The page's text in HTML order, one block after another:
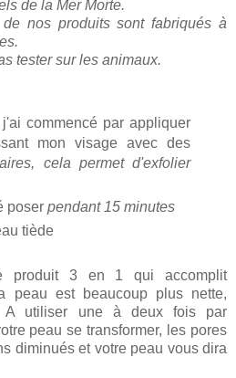
de la Mer Morte.
nos produits sont fabriqués à
tester sur les animaux.
commencé par appliquer
mon visage avec des
cela permet d'exfolier
poserpendant 15 minutes
tiède
produit 3 en 1 qui accomplit
peau est beaucoup plus nette,
A utiliser une à deux fois par
peau se transformer, les pores
diminués et votre peau vous dira